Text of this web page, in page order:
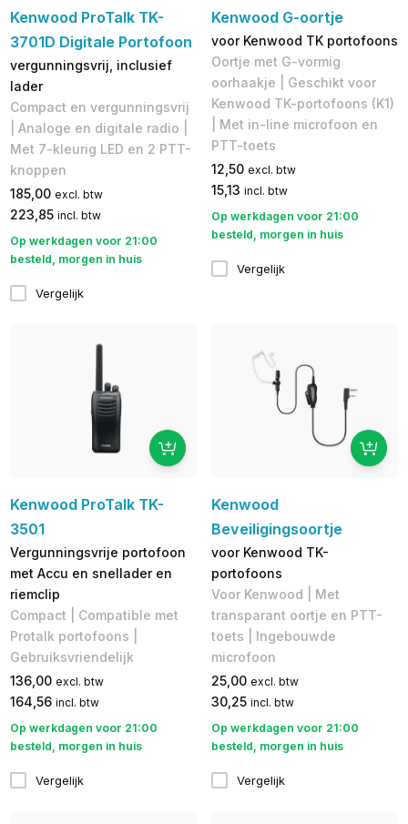
Kenwood ProTalk TK-
3701D Digitale Portofoon
vergunningsvrij, inclusief
lader
Compact en vergunningsvrij
| Analoge en digitale radio |
Met 7-kleurig LED en 2 PTT-
knoppen
185,00 excl. btw
223,85 incl. btw
Op werkdagen voor 21:00
besteld, morgen in huis
Vergelijk
Kenwood G-oortje
voor Kenwood TK portofoons
Oortje met G-vormig
oorhaakje | Geschikt voor
Kenwood TK-portofoons (K1)
| Met in-line microfoon en
PTT-toets
12,50 excl. btw
15,13 incl. btw
Op werkdagen voor 21:00
besteld, morgen in huis
Vergelijk
Kenwood ProTalk TK-
3501
Vergunningsvrije portofoon
met Accu en snellader en
riemclip
Compact | Compatible met
Protalk portofoons |
Gebruiksvriendelijk
136,00 excl. btw
164,56 incl. btw
Op werkdagen voor 21:00
besteld, morgen in huis
Vergelijk
Kenwood
Beveiligingsoortje
voor Kenwood TK-
portofoons
Voor Kenwood | Met
transparant oortje en PTT-
toets | Ingebouwde
microfoon
25,00 excl. btw
30,25 incl. btw
Op werkdagen voor 21:00
besteld, morgen in huis
Vergelijk